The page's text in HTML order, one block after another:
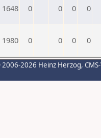
1648 0 0 0 0
1980 0 0 0 0
2026 Heinz Herzog,